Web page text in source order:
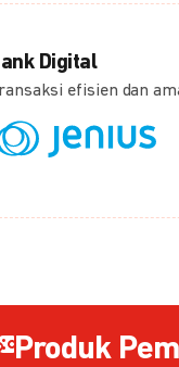
Digital
efisien dan
Produk